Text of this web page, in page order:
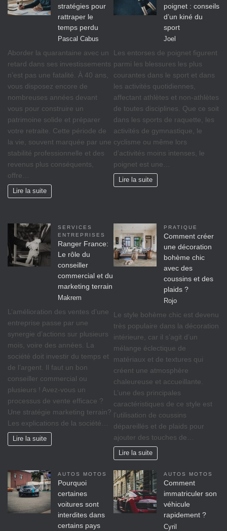
stratégies pour
rattraper le
temps perdu
Pascal Cabus
Aborder la quarantaine avec un
retard dans ses investissements
n’est pas une fatalité. À 40 ans,
vous disposez encore de
nombreuses années devant
vous pour construire un
patrimoine solide et préparer
votre retraite. Cette période de
la vie, souvent marquée par une
stabilité professionnelle et des
revenus plus conséquents,
offre…
Lire la suite
poignet : conseils
d’un kiné du
sport
Joel
Les entorses de poignet figurent
parmi les blessures les plus
courantes dans le sport et dans
les activités quotidiennes,
affectant athlètes et non-athlètes
de toutes disciplines. Que ce soit
dans les sports de raquette, les
activités de gymnastique, le
cyclisme ou même lors
d’activités moins intenses, le
poignet est une…
Lire la suite
SERVICES
ENTREPRISES
Ranger France:
Le rôle du
conseiller
commercial et du
marketing terrain
Makrem
L’amélioration des ventes d’une
entreprise passe par une
synergie d’actions sur plusieurs
mois, voire des années. La
société doit investir du temps et
de l’argent. Il faut un bon
conseiller commercial ou
plusieurs ! Avez-vous un
processus de vente efficace ?
Une stratégie marketing terrain?
Les explications de la société…
Lire la suite
PRATIQUE
Comment créer
une décoration
bohème chic
avec des
coussins et des
plaids ?
Rojo
Le style bohème chic est devenu
très populaire dans la décoration
intérieure, car il s’agit d’un
mélange éclectique de
matériaux et de textures qui
créent une atmosphère
chaleureuse et accueillante.
L’une des principales
caractéristiques de ce style est
l’utilisation de coussins
dépareillés et de plaids pour
ajouter des touches de…
Lire la suite
AUTOS MOTOS
Pourquoi
certaines
voitures sont
interdites dans
certains pays
AUTOS MOTOS
Comment
immatriculer son
véhicule
rapidement ?
Cyril